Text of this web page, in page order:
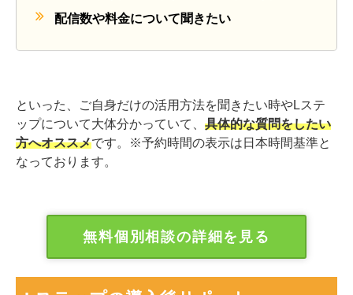
配信数や料金について聞きたい
といった、ご自身だけの活用方法を聞きたい時やLステ
ップについて大体分かっていて、 具体的な質問をしたい
方へオススメです。※予約時間の表示は日本時間基準と
なっております。
無料個別相談の詳細を見る